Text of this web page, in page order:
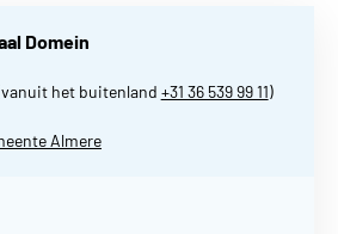
Domein
het buitenland +31 36 539 99 11)
Almere